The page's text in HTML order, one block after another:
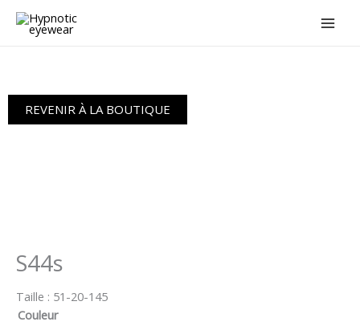
Aller
REVENIR À LA BOUTIQUE
S44s
Taille : 51-20-145
Couleur